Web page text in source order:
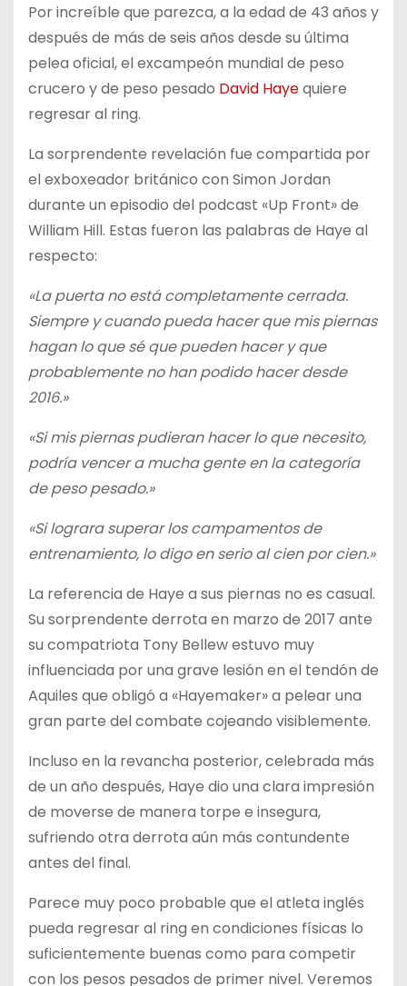
Por increíble que parezca, a la edad de 43 años y
después de más de seis años desde su última
pelea oficial, el excampeón mundial de peso
crucero y de peso pesado David Hayequiere
regresar al ring.
La sorprendente revelación fue compartida por
el exboxeador británico con Simon Jordan
durante un episodio del podcast «Up Front» de
William Hill. Estas fueron las palabras de Haye al
respecto:
«La puerta no está completamente cerrada.
Siempre y cuando pueda hacer que mis piernas
hagan lo que sé que pueden hacer y que
probablemente no han podido hacer desde
2016.»
«Si mis piernas pudieran hacer lo que necesito,
podría vencer a mucha gente en la categoría
de peso pesado.»
«Si lograra superar los campamentos de
entrenamiento, lo digo en serio al cien por cien.»
La referencia de Haye a sus piernas no es casual.
Su sorprendente derrota en marzo de 2017 ante
su compatriota Tony Bellew estuvo muy
influenciada por una grave lesión en el tendón de
Aquiles que obligó a «Hayemaker» a pelear una
gran parte del combate cojeando visiblemente.
Incluso en la revancha posterior, celebrada más
de un año después, Haye dio una clara impresión
de moverse de manera torpe e insegura,
sufriendo otra derrota aún más contundente
antes del final.
Parece muy poco probable que el atleta inglés
pueda regresar al ring en condiciones físicas lo
suficientemente buenas como para competir
con los pesos pesados de primer nivel. Veremos